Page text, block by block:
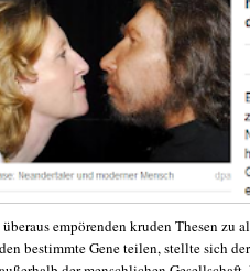
empörenden kruden Thesen zu
bestimmte Gene teilen, stellte sich